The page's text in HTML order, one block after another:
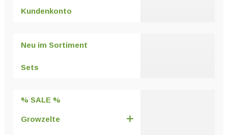
Kundenkonto
Neu im Sortiment
Sets
% SALE %
Growzelte